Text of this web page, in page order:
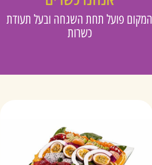
המקום פועל תחת השגחה ובעל תעודת
כשרות